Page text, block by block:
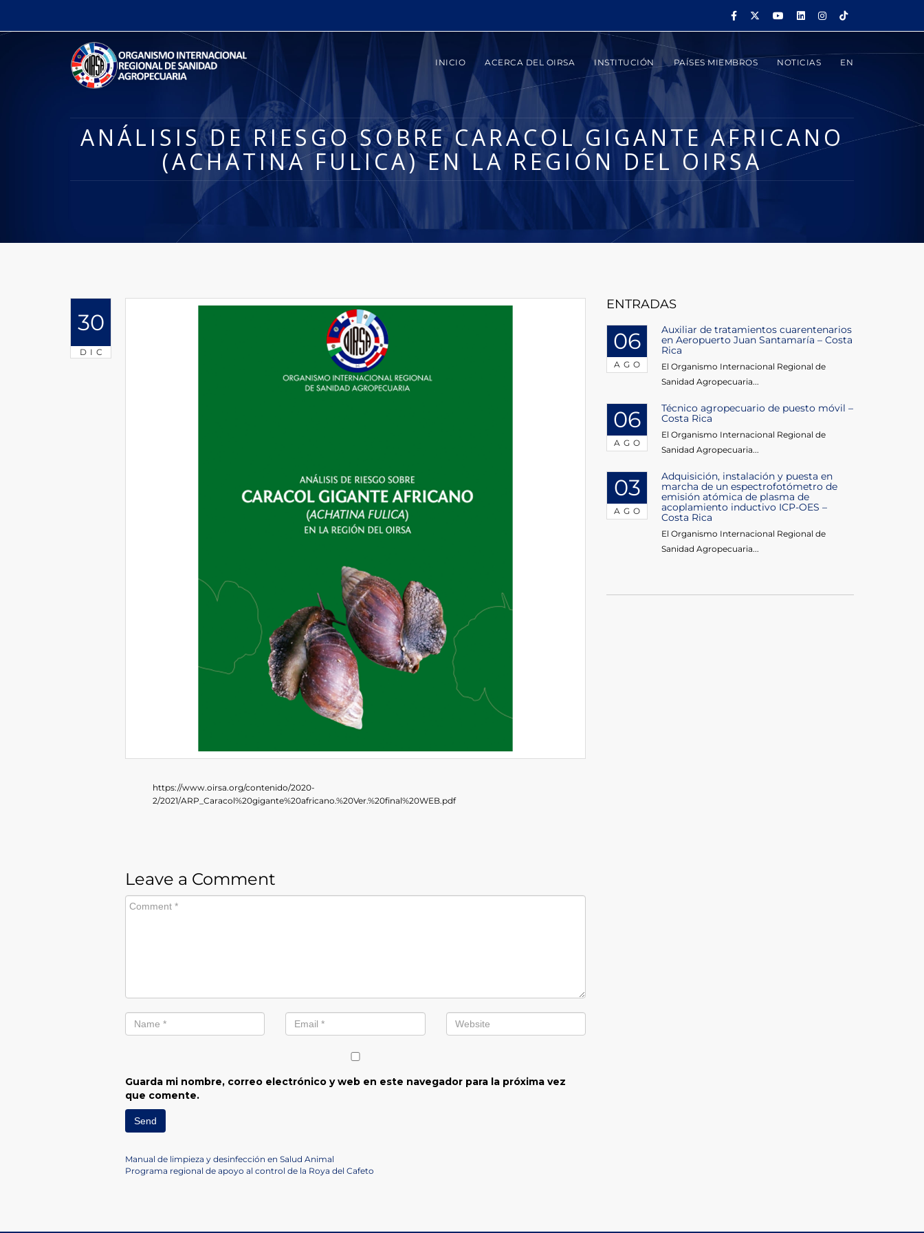
INICIO ACERCA DEL OIRSA INSTITUCIÓN PAÍSES MIEMBROS NOTICIAS EN
ANÁLISIS DE RIESGO SOBRE CARACOL GIGANTE AFRICANO
(ACHATINA FULICA) EN LA REGIÓN DEL OIRSA
30
DIC
https://www.oirsa.org/contenido/2020-
2/2021/ARP_Caracol%20gigante%20africano.%20Ver.%20final%20WEB.pdf
Leave a Comment
Guarda mi nombre, correo electrónico y web en este navegador para la próxima vez
que comente.
Navegación
Previous
Post
Manual de limpieza y desinfección en Salud Animal
Next
Programa regional de apoyo al control de la Roya del Cafeto
ENTRADAS
06
AGO
Auxiliar de tratamientos cuarentenarios
en Aeropuerto Juan Santamaría – Costa
Rica
El Organismo Internacional Regional de
Sanidad Agropecuaria...
06
AGO
Técnico agropecuario de puesto móvil –
Costa Rica
El Organismo Internacional Regional de
Sanidad Agropecuaria...
03
AGO
Adquisición, instalación y puesta en
marcha de un espectrofotómetro de
emisión atómica de plasma de
acoplamiento inductivo ICP-OES –
Costa Rica
El Organismo Internacional Regional de
Sanidad Agropecuaria...